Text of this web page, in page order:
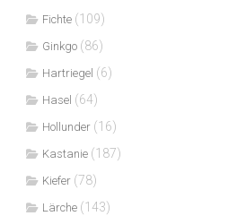
Fichte (109)
Ginkgo (86)
Hartriegel (6)
Hasel (64)
Hollunder (16)
Kastanie (187)
Kiefer (78)
Lärche (143)